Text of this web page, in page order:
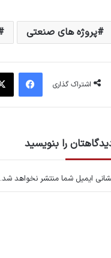
پروژه های صنعتی
اشتراک گذاری
فیس بوک
را بنویسید
ایمیل شما منتشر نخواهد شد.